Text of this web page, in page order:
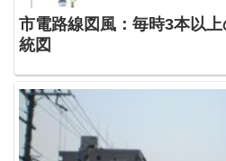
市電路線図風：毎時3本以
統図